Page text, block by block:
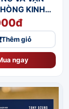
KINH
DOANH
VỪA VÀ NHỎ
LƯỢC
THI
Thêm giỏ
ngay